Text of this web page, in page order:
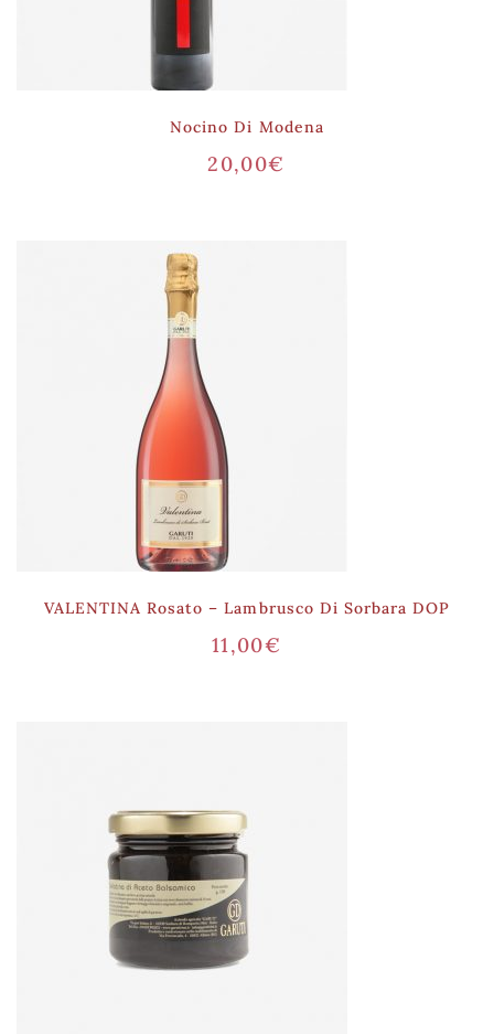
Nocino Di Modena
20,00€
VALENTINA Rosato – Lambrusco Di Sorbara DOP
11,00€